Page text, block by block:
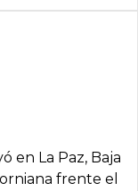
en La Paz, Baja
frente el